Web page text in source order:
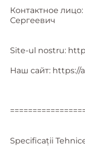
Контактное лицо:
Сергеевич
Site-ul nostru:
Наш сайт: https://
Specificații